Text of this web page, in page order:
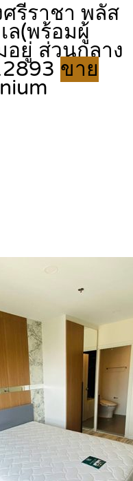
รีราชา พลัส
ล(พร้อมผู้
อยู่ ส่วนกลาง
ขาย